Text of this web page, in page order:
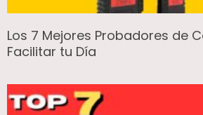
Los 7 Mejores Probadores de
Facilitar tu Día